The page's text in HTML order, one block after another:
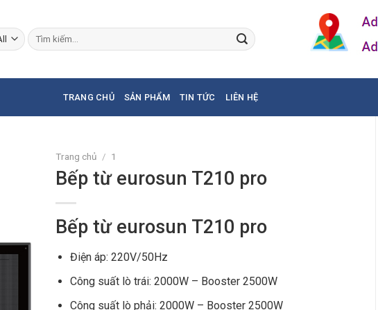
Tìm
kiếm:
TRANG CHỦ SẢN PHẨM TIN TỨC LIÊN HỆ
Trang chủ / 1
Bếp từ eurosun T210 pro
Bếp từ eurosun T210 pro
Điện áp: 220V/50Hz
Công suất lò trái: 2000W – Booster 2500W
Công suất lò phải: 2000W – Booster 2500W